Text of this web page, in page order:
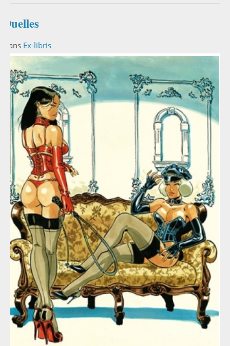
Duelles
Dans Ex-libris